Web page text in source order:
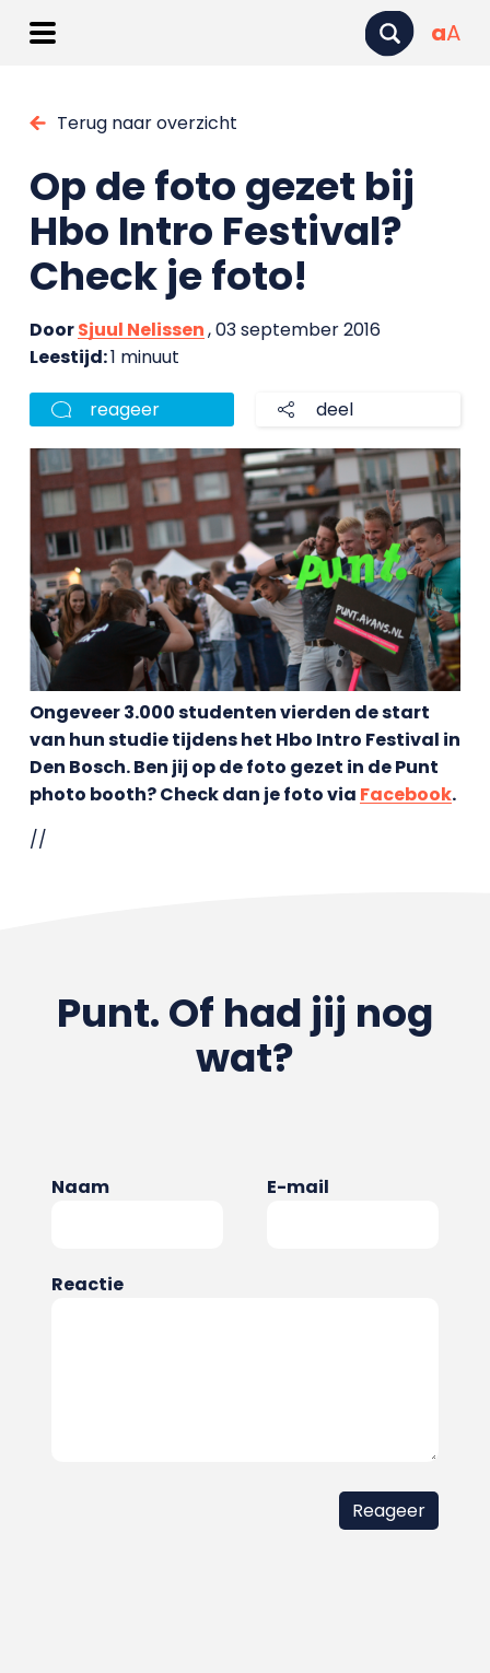
aA
Terug naar overzicht
Op de foto gezet bij
Hbo Intro Festival?
Check je foto!
DoorSjuul Nelissen, 03 september 2016
Leestijd:1 minuut
reageer deel
Ongeveer 3.000 studenten vierden de start
van hun studie tijdens het Hbo Intro Festival in
Den Bosch. Ben jij op de foto gezet in de Punt
photo booth? Check dan je foto via Facebook.
//
Punt. Of had jij nog
wat?
Naam E-mail
Reactie